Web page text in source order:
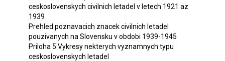
ceskoslovenskych civilnich letadel v letech 1921 az
1939
Prehled poznavacich znacek civilnich letadel
pouzivanych na Slovensku v obdobi 1939-1945
Priloha 5 Vykresy nekterych vyznamnych typu
ceskoslovenskych letadel